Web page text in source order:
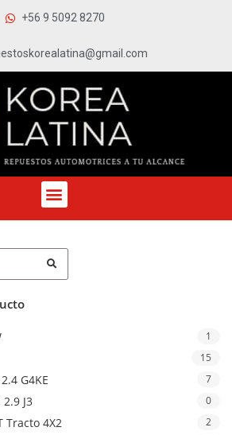
+56 9 5092 8270
1
15
G4KE 7
J3 0
Tracto 4X2 2